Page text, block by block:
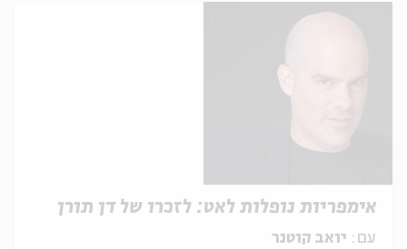
אימפריות נופלות לאט: לזכרו של דן תורן
עם: